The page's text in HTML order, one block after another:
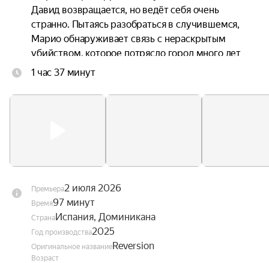
Давид возвращается, но ведёт себя очень
странно. Пытаясь разобраться в случившемся,
Марио обнаруживает связь с нераскрытым
убийством, которое потрясло город много лет
назад. Он понимает — доверять нельзя никому.
1 час 37 минут
Премьера2 июля 2026
Время97 минут
СтранаИспания, Доминикана
Год производства2025
Оригинальное названиеReversion
Возраст